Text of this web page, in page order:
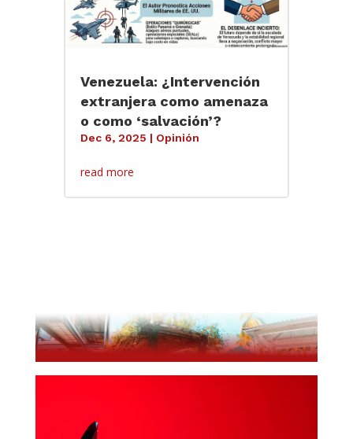
Venezuela: ¿Intervención
extranjera como amenaza
o como ‘salvación’?
Dec 6, 2025 | Opinión
read more
El Washington Post toma partido… por nadie
Opinión